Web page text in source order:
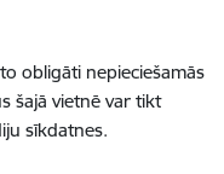
obligāti nepieciešamās
šajā vietnē var tikt
sīkdatnes.